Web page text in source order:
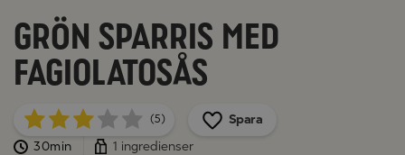
Grön sparris med
fagiolatosås
(5)
Spara
30min
1 ingredienser